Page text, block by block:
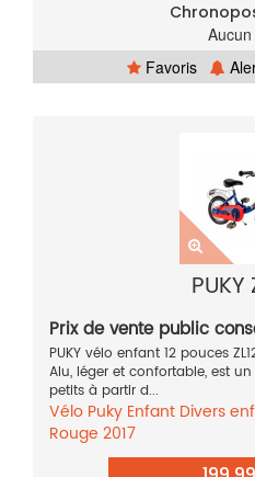
Favoris
PUKY
Prix de vente public
PUKY vélo enfant 12 pouces
Alu, léger et confortable, est
petits à partir d...
Vélo Puky Enfant Divers
Rouge 2017